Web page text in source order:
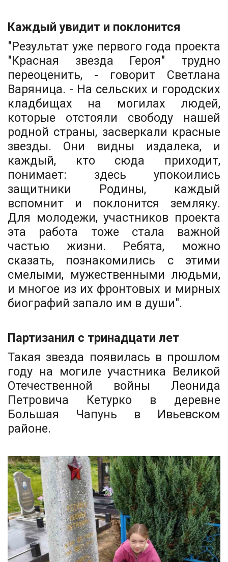
Каждый увидит и поклонится
"Результат уже первого года проекта
"Красная звезда Героя" трудно
переоценить, - говорит Светлана
Варяница. - На сельских и городских
кладбищах на могилах людей,
которые отстояли свободу нашей
родной страны, засверкали красные
звезды. Они видны издалека, и
каждый, кто сюда приходит,
понимает: здесь упокоились
защитники Родины, каждый
вспомнит и поклонится земляку.
Для молодежи, участников проекта
эта работа тоже стала важной
частью жизни. Ребята, можно
сказать, познакомились с этими
смелыми, мужественными людьми,
и многое из их фронтовых и мирных
биографий запало им в души".
Партизанил с тринадцати лет
Такая звезда появилась в прошлом
году на могиле участника Великой
Отечественной войны Леонида
Петровича Кетурко в деревне
Большая Чапунь в Ивьевском
районе.